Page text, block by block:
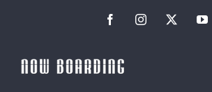
conteúdo
FacebookInstagramTwitter